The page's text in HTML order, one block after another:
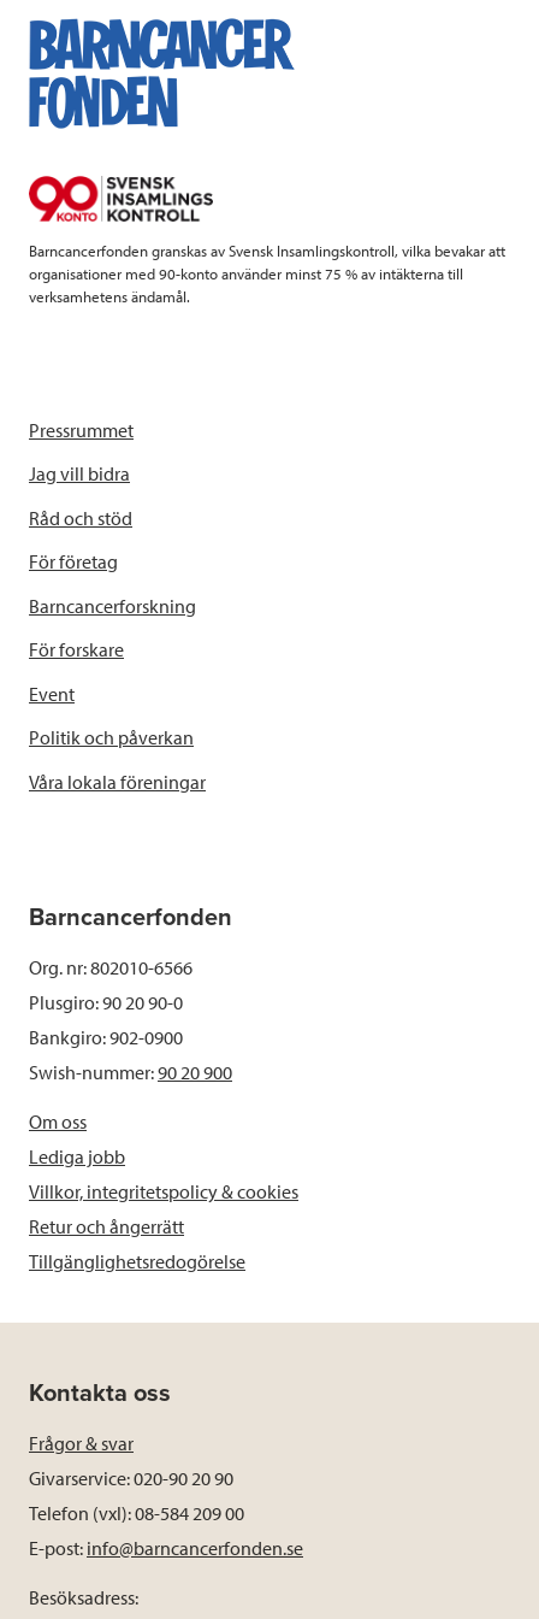
e
b
k
t
t
k
e
Barncancerfonden granskas av Svensk Insamlingskontroll, vilka bevakar att
organisationer med 90-konto använder minst 75 % av intäkterna till
verksamhetens ändamål.
Pressrummet
Jag vill bidra
Råd och stöd
För företag
Barncancerforskning
För forskare
Event
Politik och påverkan
Våra lokala föreningar
Barncancerfonden
Org. nr: 802010-6566
Plusgiro: 90 20 90-0
Bankgiro: 902-0900
Swish-nummer:90 20 900
Om oss
Lediga jobb
Villkor, integritetspolicy & cookies
Retur och ångerrätt
Tillgänglighetsredogörelse
Kontakta oss
Frågor & svar
Givarservice: 020-90 20 90
Telefon (vxl): 08-584 209 00
E-post: info@barncancerfonden.se
Besöksadress: